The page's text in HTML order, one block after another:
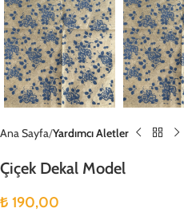
Ana Sayfa Yardımcı Aletler
Çiçek Dekal Model
₺ 190,00